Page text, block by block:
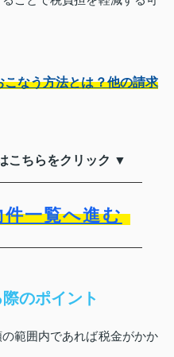
なう方法とは？他の請求
こちらをクリック ▼
一覧へ進む
のポイント
範囲内であれば税金がかか